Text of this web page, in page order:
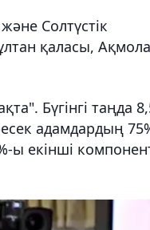
Солтүстік
қаласы,
Бүгінгі таңда
адамдардың
ы екінші